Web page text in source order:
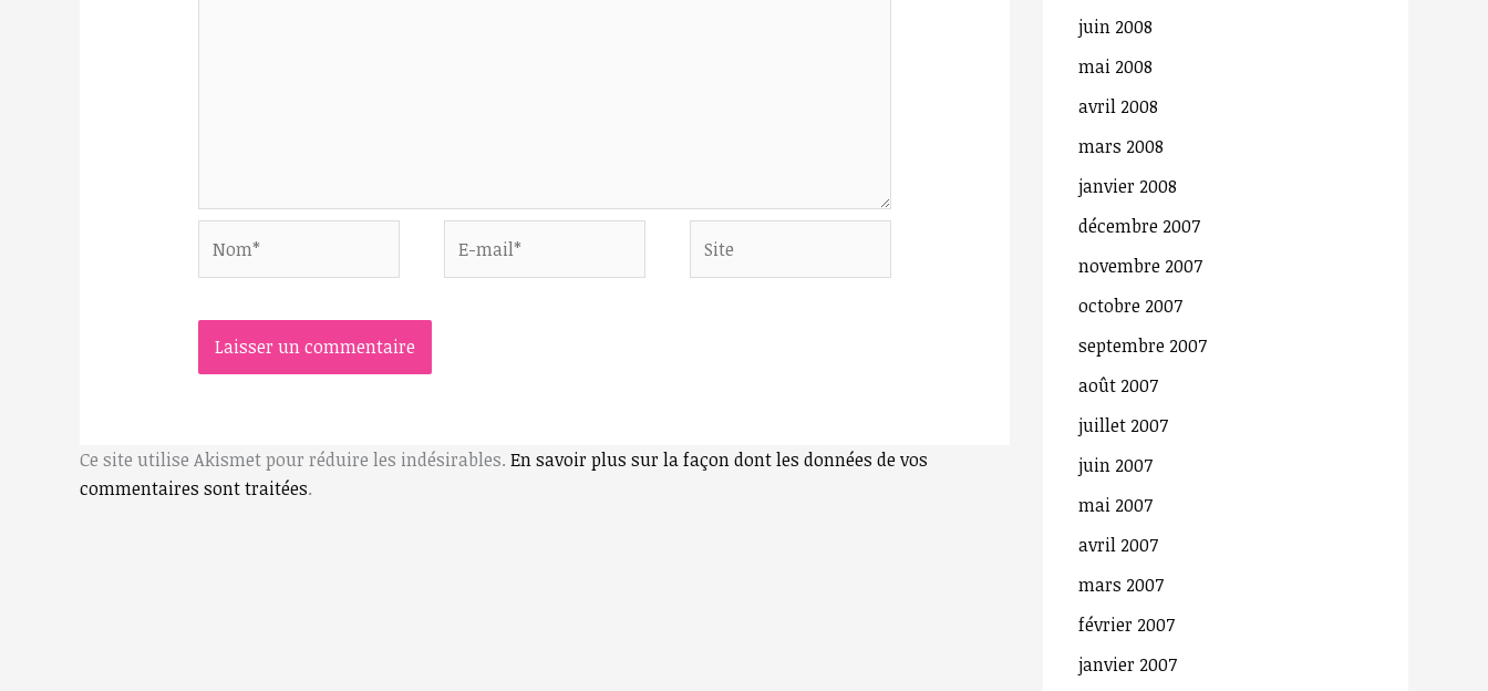
mail*
Ce site utilise Akismet pour réduire les indésirables. En savoir plus sur la façon dont les données de vos
commentaires sont traitées.
juin 2008
mai 2008
avril 2008
mars 2008
janvier 2008
décembre 2007
novembre 2007
octobre 2007
septembre 2007
août 2007
juillet 2007
juin 2007
mai 2007
avril 2007
mars 2007
février 2007
janvier 2007